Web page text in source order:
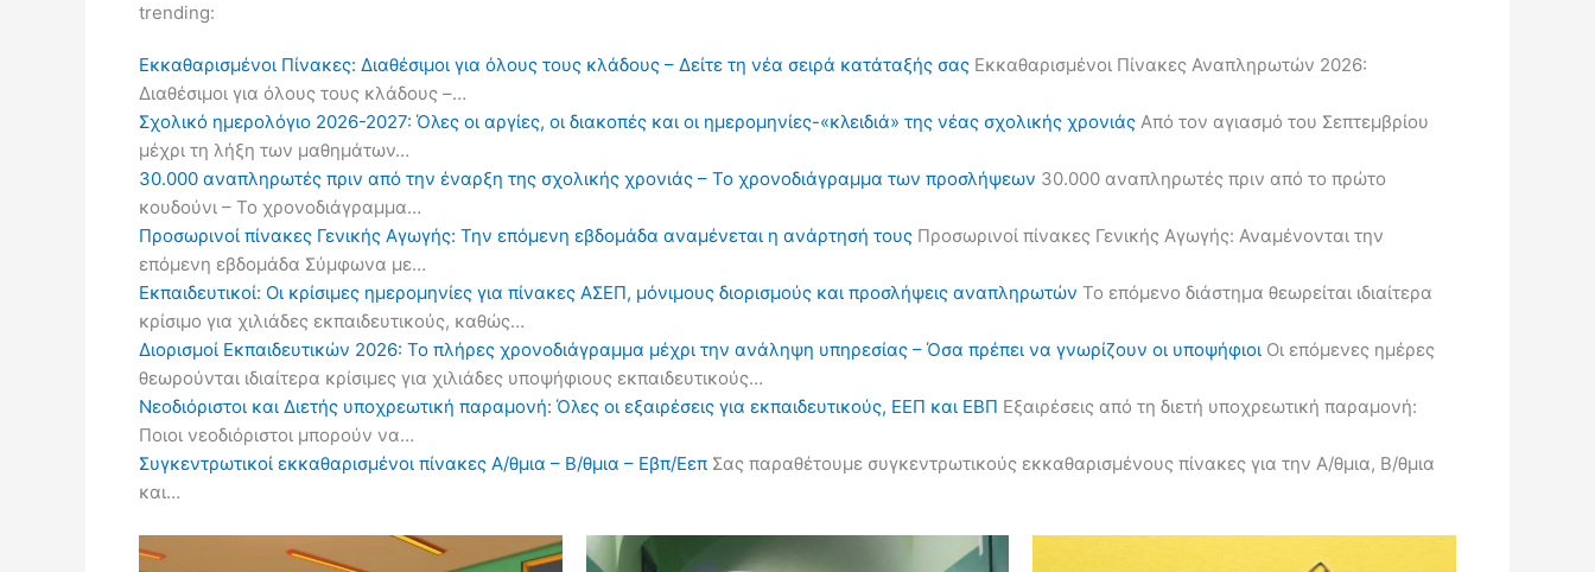
trending:
Εκκαθαρισμένοι Πίνακες: Διαθέσιμοι για όλους τους κλάδους – Δείτε τη νέα σειρά κατάταξής σας Εκκαθαρισμένοι Πίνακες Αναπληρωτών 2026:
Διαθέσιμοι για όλους τους κλάδους –…
Σχολικό ημερολόγιο 2026-2027: Όλες οι αργίες, οι διακοπές και οι ημερομηνίες-«κλειδιά» της νέας σχολικής χρονιάς Από τον αγιασμό του Σεπτεμβρίου
μέχρι τη λήξη των μαθημάτων…
30.000 αναπληρωτές πριν από την έναρξη της σχολικής χρονιάς – Το χρονοδιάγραμμα των προσλήψεων 30.000 αναπληρωτές πριν από το πρώτο
κουδούνι – Το χρονοδιάγραμμα…
Προσωρινοί πίνακες Γενικής Αγωγής: Την επόμενη εβδομάδα αναμένεται η ανάρτησή τους Προσωρινοί πίνακες Γενικής Αγωγής: Αναμένονται την
επόμενη εβδομάδα Σύμφωνα με…
Εκπαιδευτικοί: Οι κρίσιμες ημερομηνίες για πίνακες ΑΣΕΠ, μόνιμους διορισμούς και προσλήψεις αναπληρωτών Το επόμενο διάστημα θεωρείται ιδιαίτερα
κρίσιμο για χιλιάδες εκπαιδευτικούς, καθώς…
Διορισμοί Εκπαιδευτικών 2026: Το πλήρες χρονοδιάγραμμα μέχρι την ανάληψη υπηρεσίας – Όσα πρέπει να γνωρίζουν οι υποψήφιοι Οι επόμενες ημέρες
θεωρούνται ιδιαίτερα κρίσιμες για χιλιάδες υποψήφιους εκπαιδευτικούς…
Νεοδιόριστοι και Διετής υποχρεωτική παραμονή: Όλες οι εξαιρέσεις για εκπαιδευτικούς, ΕΕΠ και ΕΒΠ Εξαιρέσεις από τη διετή υποχρεωτική παραμονή:
Ποιοι νεοδιόριστοι μπορούν να…
Συγκεντρωτικοί εκκαθαρισμένοι πίνακες Α/θμια – Β/θμια – Εβπ/Εεπ Σας παραθέτουμε συγκεντρωτικούς εκκαθαρισμένους πίνακες για την Α/θμια, Β/θμια
και…